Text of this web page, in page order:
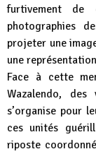
furtivement de
photographies
projeter une
une
Face à cette
Wazalendo,
s’organise pour
ces unités
riposte